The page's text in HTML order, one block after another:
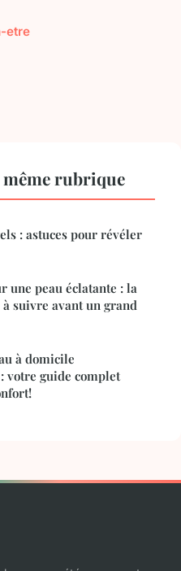
etre
rubrique
: astuces pour révéler
une peau éclatante : la
suivre avant un grand
à domicile
votre guide complet